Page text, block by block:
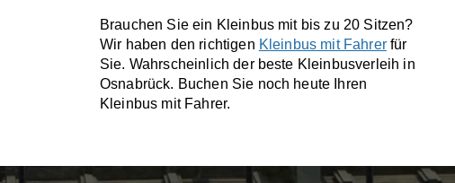
Brauchen Sie ein Kleinbus mit bis zu 20 Sitzen?
Wir haben den richtigen Kleinbus mit Fahrerfür
Sie. Wahrscheinlich der beste Kleinbusverleih in
Osnabrück. Buchen Sie noch heute Ihren
Kleinbus mit Fahrer.